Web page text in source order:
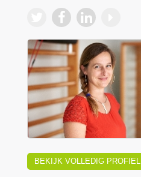
BEKIJK VOLLEDIG PROFIEL